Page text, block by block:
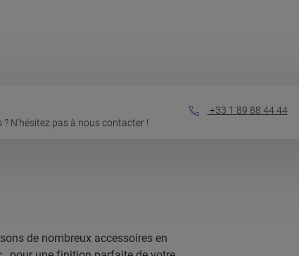
N’hésitez pas à nous contacter !
+33 1 89 88 44 44
de nombreux accessoires en